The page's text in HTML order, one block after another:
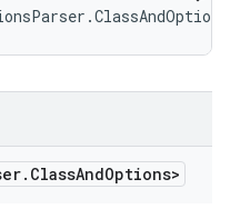
. ClassAndOptions>